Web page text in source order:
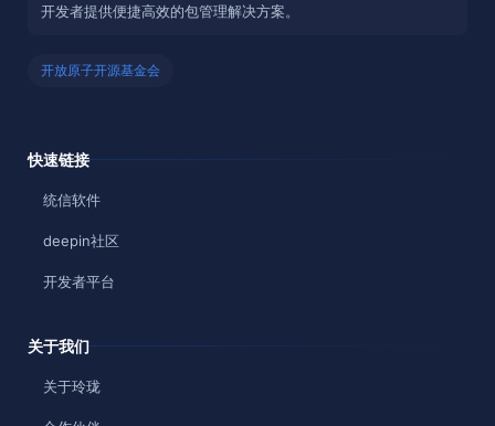
开发者提供便捷高效的包管理解决方案。
开放原子开源基金会
快速链接
统信软件
deepin社区
开发者平台
关于我们
关于玲珑